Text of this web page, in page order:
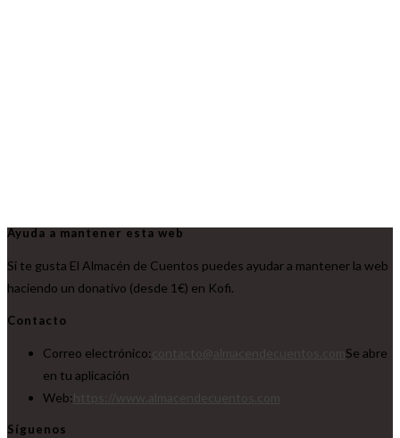
Ayuda a mantener esta web
Si te gusta El Almacén de Cuentos puedes ayudar a mantener la web
haciendo un donativo (desde 1€) en Kofi.
Contacto
Correo electrónico:
Se abre
en tu aplicación
Web:
Síguenos